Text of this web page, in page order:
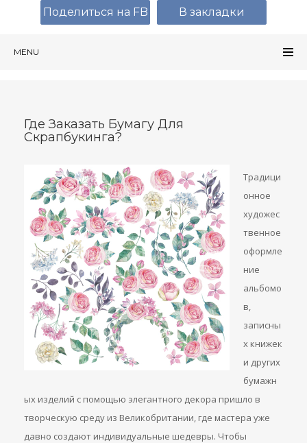
MENU
Где Заказать Бумагу Для
Скрапбукинга?
Традици
онное
художес
твенное
оформле
ние
альбомо
в,
записны
х книжек
и других
бумажн
ых изделий с помощью элегантного декора пришло в
творческую среду из Великобритании, где мастера уже
давно создают индивидуальные шедевры. Чтобы
Поделиться на FB В закладки